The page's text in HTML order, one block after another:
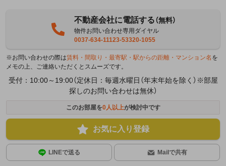
不動産会社に電話する（無料）
物件お問い合わせ専用ダイヤル
0037-634-11123-53320-1055
※お問い合わせの際は賃料・間取り・最寄駅・駅からの距離・マンション名 を
メモの上、ご連絡いただくとスムーズです。
受付：10:00～19:00（定休日：毎週水曜日（年末年始を除く）※部屋
探しのお問い合わせは無休）
このお部屋を0人以上が検討中です
お気に入り登録
LINEで送る Mailで共有